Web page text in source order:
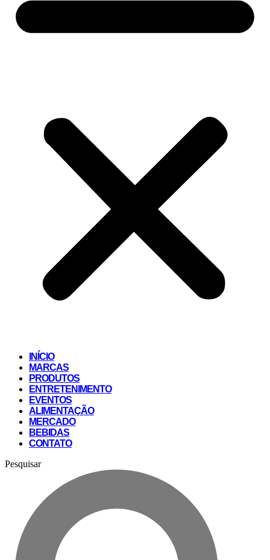
INÍCIO
MARCAS
PRODUTOS
ENTRETENIMENTO
EVENTOS
ALIMENTAÇÃO
MERCADO
BEBIDAS
CONTATO
Pesquisar